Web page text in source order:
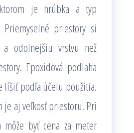
je hrúbka a typ
Priemyselné priestory si
odolnejšiu vrstvu než
Epoxidová podlaha
líšiť podľa účelu použitia.
je aj veľkosť priestoru. Pri
môže byť cena za meter